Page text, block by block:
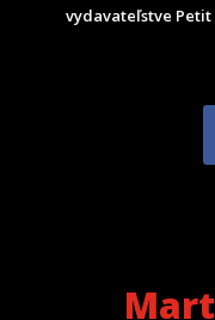
vydavateľstve Petit